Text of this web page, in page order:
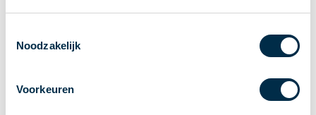
Noodzakelijk
Voorkeuren
Over ons